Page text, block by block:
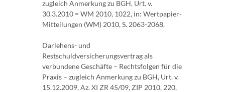
zugleich Anmerkung zu BGH, Urt. v.
30.3.2010 = WM 2010, 1022, in: Wertpapier-
Mitteilungen (WM) 2010, S. 2063-2068.
Darlehens- und
Restschuldversicherungsvertrag als
verbundene Geschäfte – Rechtsfolgen für die
Praxis – zugleich Anmerkung zu BGH, Urt. v.
15.12.2009, Az. XI ZR 45/09, ZIP 2010, 220,